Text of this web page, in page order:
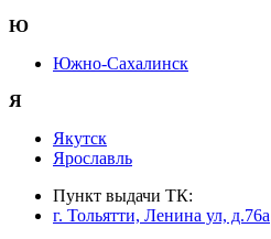
Ю
Южно-Сахалинск
Я
Якутск
Ярославль
Пункт выдачи ТК:
г. Тольятти, Ленина ул, д.76а